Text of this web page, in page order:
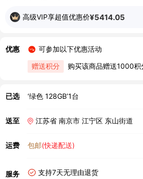
高级VIP享超值优惠价¥5414.05
优惠
可参加以下优惠活动
赠送积分
购买该商品赠送1000积
已选 ‘绿色 128GB’1台
送至 江苏省 南京市 江宁区 东山街道
运费 包邮(快递配送)
服务 支持7天无理由退货